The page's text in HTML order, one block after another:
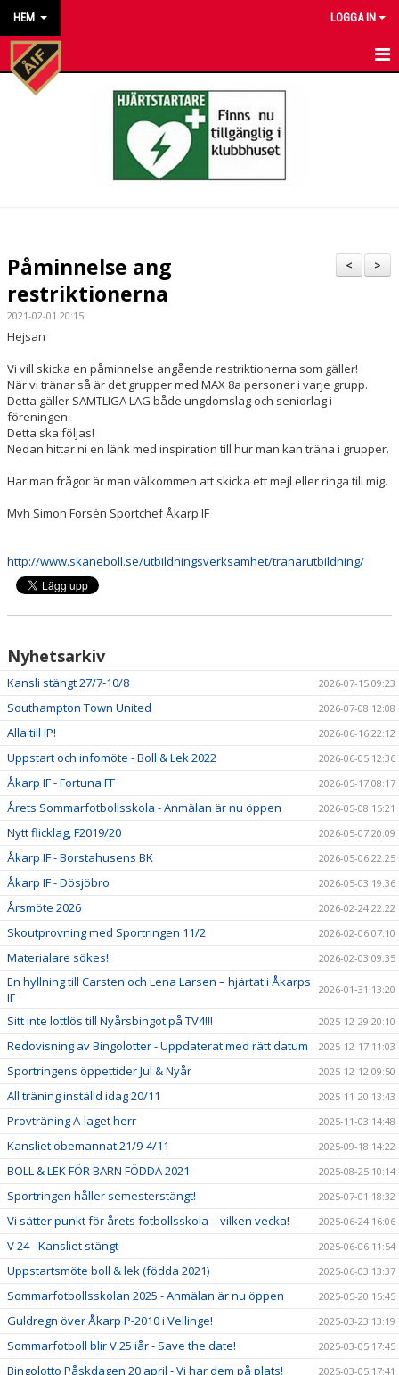
HEM LOGGA IN
HEM
KONTAKT ÅKARP IF
OM FÖRENINGEN
DOKUMENT
BESTÄLL VÅRA KLUBBKLÄDER
>
<
Påminnelse ang
restriktionerna
2021-02-01 20:15
Hejsan
Vi vill skicka en påminnelse angående restriktionerna som gäller!
När vi tränar så är det grupper med MAX 8a personer i varje grupp.
Detta gäller SAMTLIGA LAG både ungdomslag och seniorlag i
föreningen.
Detta ska följas!
Nedan hittar ni en länk med inspiration till hur man kan träna i grupper.
Har man frågor är man välkommen att skicka ett mejl eller ringa till mig.
Mvh Simon Forsén Sportchef Åkarp IF
http://www.skaneboll.se/utbildningsverksamhet/tranarutbildning/
Nyhetsarkiv
Kansli stängt 27/7-10/8 2026-07-15 09:23
Southampton Town United 2026-07-08 12:08
Alla till IP! 2026-06-16 22:12
Uppstart och infomöte - Boll & Lek 2022 2026-06-05 12:36
Åkarp IF - Fortuna FF 2026-05-17 08:17
Årets Sommarfotbollsskola - Anmälan är nu öppen 2026-05-08 15:21
Nytt flicklag, F2019/20 2026-05-07 20:09
Åkarp IF - Borstahusens BK 2026-05-06 22:25
Åkarp IF - Dösjöbro 2026-05-03 19:36
Årsmöte 2026 2026-02-24 22:22
Skoutprovning med Sportringen 11/2 2026-02-06 07:10
Materialare sökes! 2026-02-03 09:35
En hyllning till Carsten och Lena Larsen – hjärtat i Åkarps
IF
2026-01-31 13:20
Sitt inte lottlös till Nyårsbingot på TV4!!! 2025-12-29 20:10
Redovisning av Bingolotter - Uppdaterat med rätt datum 2025-12-17 11:03
Sportringens öppettider Jul & Nyår 2025-12-12 09:50
All träning inställd idag 20/11 2025-11-20 13:43
Provträning A-laget herr 2025-11-03 14:48
Kansliet obemannat 21/9-4/11 2025-09-18 14:22
BOLL & LEK FÖR BARN FÖDDA 2021 2025-08-25 10:14
Sportringen håller semesterstängt! 2025-07-01 18:32
Vi sätter punkt för årets fotbollsskola – vilken vecka! 2025-06-24 16:06
V 24 - Kansliet stängt 2025-06-06 11:54
Uppstartsmöte boll & lek (födda 2021) 2025-06-03 13:37
Sommarfotbollsskolan 2025 - Anmälan är nu öppen 2025-05-20 15:45
Guldregn över Åkarp P-2010 i Vellinge! 2025-03-23 13:19
Sommarfotboll blir V.25 iår - Save the date! 2025-03-05 17:45
Bingolotto Påskdagen 20 april - Vi har dem på plats! 2025-03-05 17:41